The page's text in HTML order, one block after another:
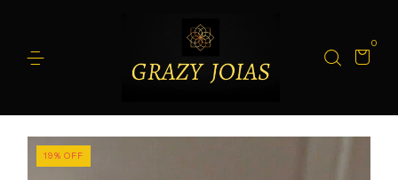
0
19% OFF